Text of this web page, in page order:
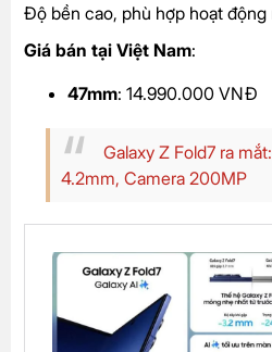
Độ bền cao, phù hợp hoạt động
Giá bán tại Việt Nam:
47mm: 14.990.000 VNĐ
Galaxy Z Fold7 ra
4.2mm, Camera 200MP